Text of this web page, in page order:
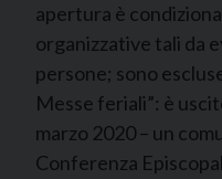
apertura è
organizzative tali da
persone; sono
Messe feriali”: è
marzo 2020 – un
Conferenza